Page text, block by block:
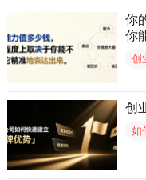
你
你
创
创
如